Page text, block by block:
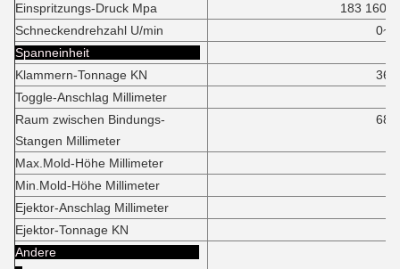
Einspritzungs-Druck Mpa
183 160
Schneckendrehzahl U/min
Spanneinheit
Klammern-Tonnage KN
Toggle-Anschlag Millimeter
Raum zwischen Bindungs-
Stangen Millimeter
Max.Mold-Höhe Millimeter
Min.Mold-Höhe Millimeter
Ejektor-Anschlag Millimeter
Ejektor-Tonnage KN
Andere